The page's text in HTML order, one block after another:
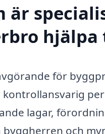
är
hjälpa
för
lagar,
och